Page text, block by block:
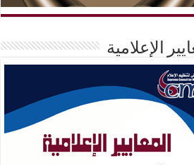
الإعلامية